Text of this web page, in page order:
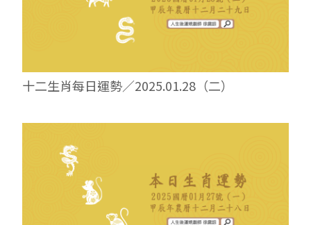
十二生肖每日運勢／2025.01.28（二）